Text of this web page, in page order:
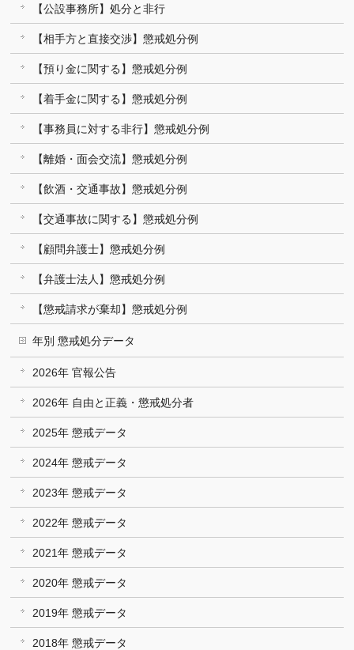
【公設事務所】処分と非行
【相手方と直接交渉】懲戒処分例
【預り金に関する】懲戒処分例
【着手金に関する】懲戒処分例
【事務員に対する非行】懲戒処分例
【離婚・面会交流】懲戒処分例
【飲酒・交通事故】懲戒処分例
【交通事故に関する】懲戒処分例
【顧問弁護士】懲戒処分例
【弁護士法人】懲戒処分例
【懲戒請求が棄却】懲戒処分例
年別 懲戒処分データ
2026年 官報公告
2026年 自由と正義・懲戒処分者
2025年 懲戒データ
2024年 懲戒データ
2023年 懲戒データ
2022年 懲戒データ
2021年 懲戒データ
2020年 懲戒データ
2019年 懲戒データ
2018年 懲戒データ